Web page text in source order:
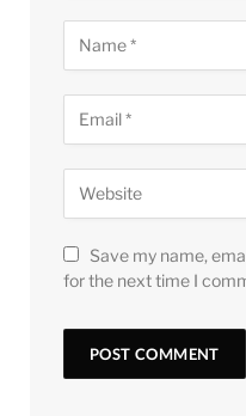
Save my name,
for the next time I